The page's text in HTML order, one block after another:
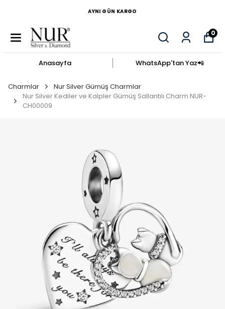
AYNI GÜN KARGO
0
Anasayfa WhatsApp'tan Yaz​📲​
Charmlar
Nur Silver Gümüş Charmlar
Nur Silver Kediler ve Kalpler Gümüş Sallantılı Charm NUR-
CH00009